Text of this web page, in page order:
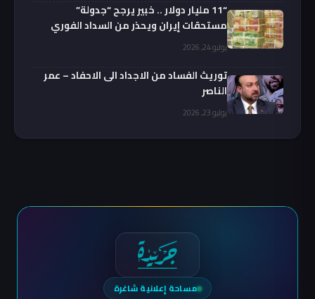
“11 مليار دولار .. خبير يرجح “جدولة”
مستحقات إيران ويحذر من السداد الفوري
يوليو 24, 2026
توريث الفساد من الاجداد الى الاحفاد – عمر
الناصر
يوليو 23, 2026
مساحة إعلانية شاغرة